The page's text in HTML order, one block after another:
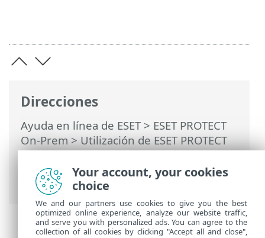
Direcciones
Ayuda en línea de ESET> ESET PROTECT
On-Prem>Utilización de ESET PROTECT
On-Prem>ESET PROTECT On-Prem Menú
principal
>Más >Certificados>
Certificados de iguales
Your account, your cookies
choice
We and our partners use cookies to give you the best
optimized online experience, analyze our website traffic,
and serve you with personalized ads. You can agree to the
collection of all cookies by clicking "Accept all and close",